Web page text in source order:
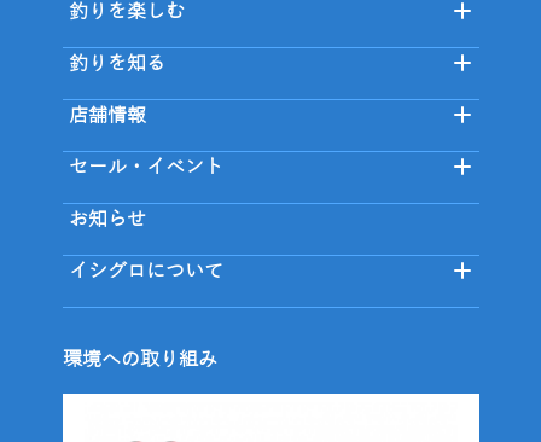
釣りを楽しむ
釣りを知る
店舗情報
セール・イベント
お知らせ
イシグロについて
環境への取り組み